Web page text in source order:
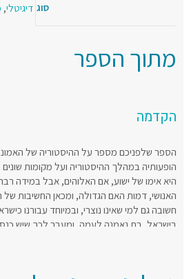
סוג דיגיטלי,
מתוך הספר
הקדמה
הספר שלפניכם מספר על ההיסטוריה של
הופעותיה במהלך ההיסטוריה ועל מקומות
היא אימו של ישוע, אם האלוהים, אבל במידה
האנושי, דמות האם הגדולה, ומכאן החשיבות של
חשובה גם למי שאינו נוצרי, ובמיוחד עבורנו
בישראל, בת נאמנה לעמה, ומעבר לכך שיש
ושינתה את ההיסטוריה של ישראל, והיא